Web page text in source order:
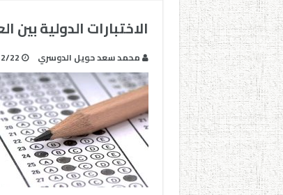
الاختبارات الدولية
محمد سعد حويل الدوسري‎ 22